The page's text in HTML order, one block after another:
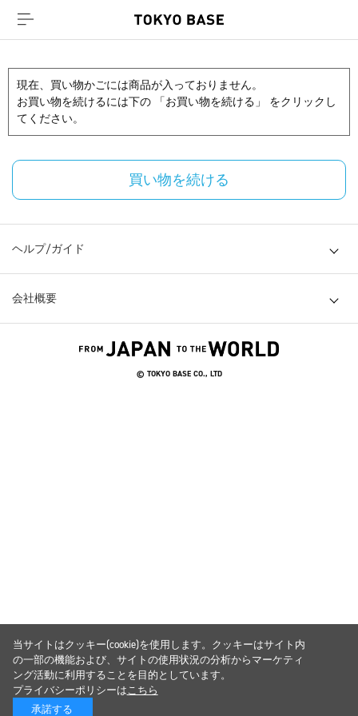
現在、買い物かごには商品が入っておりません。
お買い物を続けるには下の 「お買い物を続ける」 をクリックし
てください。
買い物を続ける
ヘルプ/ガイド
会社概要
© TOKYO BASE CO., LTD
当サイトはクッキー(cookie)を使用します。クッキーはサイト内
の一部の機能および、サイトの使用状況の分析からマーケティ
ング活動に利用することを目的としています。
プライバシーポリシーはこちら
承諾する